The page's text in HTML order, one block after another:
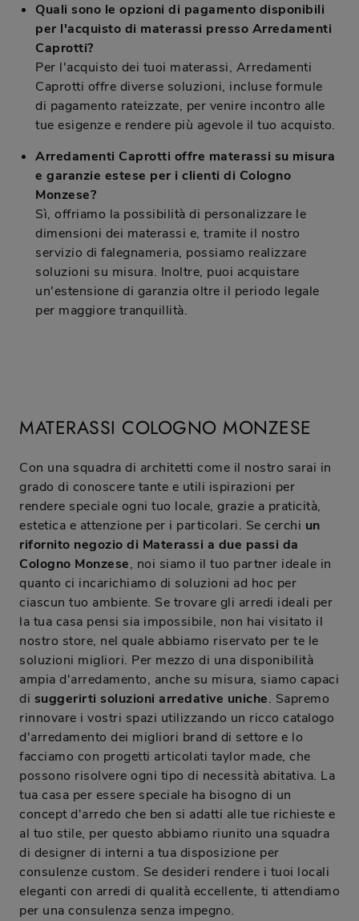
Quali sono le opzioni di pagamento disponibili
per l'acquisto di materassi presso Arredamenti
Caprotti?
Per l'acquisto dei tuoi materassi, Arredamenti
Caprotti offre diverse soluzioni, incluse formule
di pagamento rateizzate, per venire incontro alle
tue esigenze e rendere più agevole il tuo acquisto.
Arredamenti Caprotti offre materassi su misura
e garanzie estese per i clienti di Cologno
Monzese?
Sì, offriamo la possibilità di personalizzare le
dimensioni dei materassi e, tramite il nostro
servizio di falegnameria, possiamo realizzare
soluzioni su misura. Inoltre, puoi acquistare
un'estensione di garanzia oltre il periodo legale
per maggiore tranquillità.
MATERASSI COLOGNO MONZESE
Con una squadra di architetti come il nostro sarai in
grado di conoscere tante e utili ispirazioni per
rendere speciale ogni tuo locale, grazie a praticità,
estetica e attenzione per i particolari. Se cerchi un
rifornito negozio di Materassi a due passi da
Cologno Monzese, noi siamo il tuo partner ideale in
quanto ci incarichiamo di soluzioni ad hoc per
ciascun tuo ambiente. Se trovare gli arredi ideali per
la tua casa pensi sia impossibile, non hai visitato il
nostro store, nel quale abbiamo riservato per te le
soluzioni migliori. Per mezzo di una disponibilità
ampia d'arredamento, anche su misura, siamo capaci
di suggerirti soluzioni arredative uniche. Sapremo
rinnovare i vostri spazi utilizzando un ricco catalogo
d'arredamento dei migliori brand di settore e lo
facciamo con progetti articolati taylor made, che
possono risolvere ogni tipo di necessità abitativa. La
tua casa per essere speciale ha bisogno di un
concept d'arredo che ben si adatti alle tue richieste e
al tuo stile, per questo abbiamo riunito una squadra
di designer di interni a tua disposizione per
consulenze custom. Se desideri rendere i tuoi locali
eleganti con arredi di qualità eccellente, ti attendiamo
per una consulenza senza impegno.